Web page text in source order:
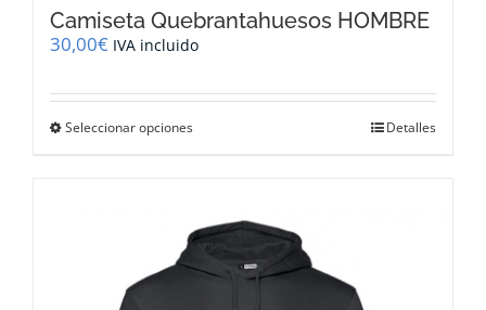
Camiseta Quebrantahuesos HOMBRE
30,00€ IVA incluido
Seleccionar opciones
variantes.
Las
opciones
se
Detalles